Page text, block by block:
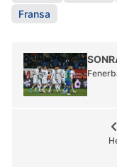
Fransa